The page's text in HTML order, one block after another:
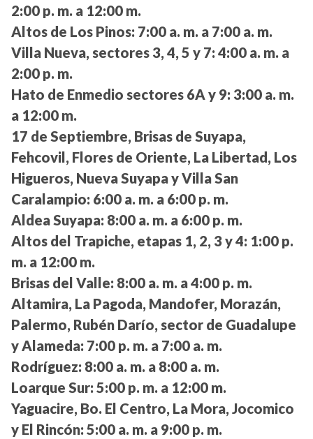
2:00 p. m. a 12:00 m.
Altos de Los Pinos: 7:00 a. m. a 7:00 a. m.
Villa Nueva, sectores 3, 4, 5 y 7: 4:00 a. m. a
2:00 p. m.
Hato de Enmedio sectores 6A y 9: 3:00 a. m.
a 12:00 m.
17 de Septiembre, Brisas de Suyapa,
Fehcovil, Flores de Oriente, La Libertad, Los
Higueros, Nueva Suyapa y Villa San
Caralampio: 6:00 a. m. a 6:00 p. m.
Aldea Suyapa: 8:00 a. m. a 6:00 p. m.
Altos del Trapiche, etapas 1, 2, 3 y 4: 1:00 p.
m. a 12:00 m.
Brisas del Valle: 8:00 a. m. a 4:00 p. m.
Altamira, La Pagoda, Mandofer, Morazán,
Palermo, Rubén Darío, sector de Guadalupe
y Alameda: 7:00 p. m. a 7:00 a. m.
Rodríguez: 8:00 a. m. a 8:00 a. m.
Loarque Sur: 5:00 p. m. a 12:00 m.
Yaguacire, Bo. El Centro, La Mora, Jocomico
y El Rincón: 5:00 a. m. a 9:00 p. m.